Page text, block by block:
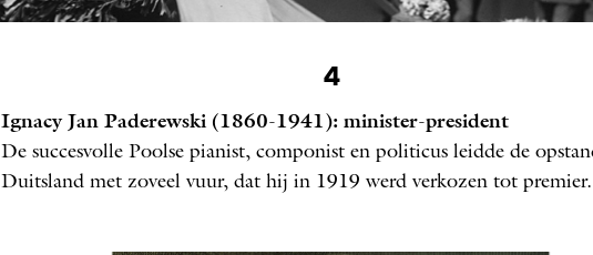
politieke bijeenkomst
NEW YORK, 1919
4
Ignacy Jan Paderewski (1860-1941): minister-president
De succesvolle Poolse pianist, componist en politicus leidde de
Duitsland met zoveel vuur, dat hij in 1919 werd verkozen tot premier.